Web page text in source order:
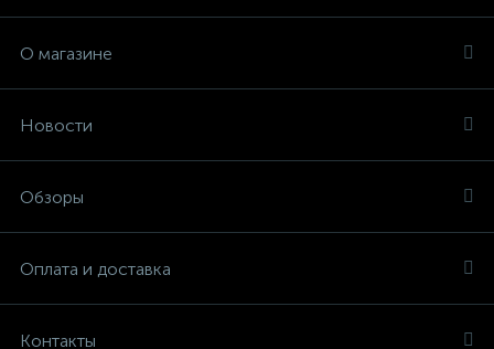
О магазине
Новости
Обзоры
Оплата и доставка
Контакты